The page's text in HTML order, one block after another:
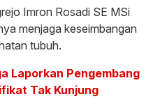
Imron Rosadi SE MSi
menjaga keseimbangan
tubuh.
Laporkan Pengembang
Tak Kunjung